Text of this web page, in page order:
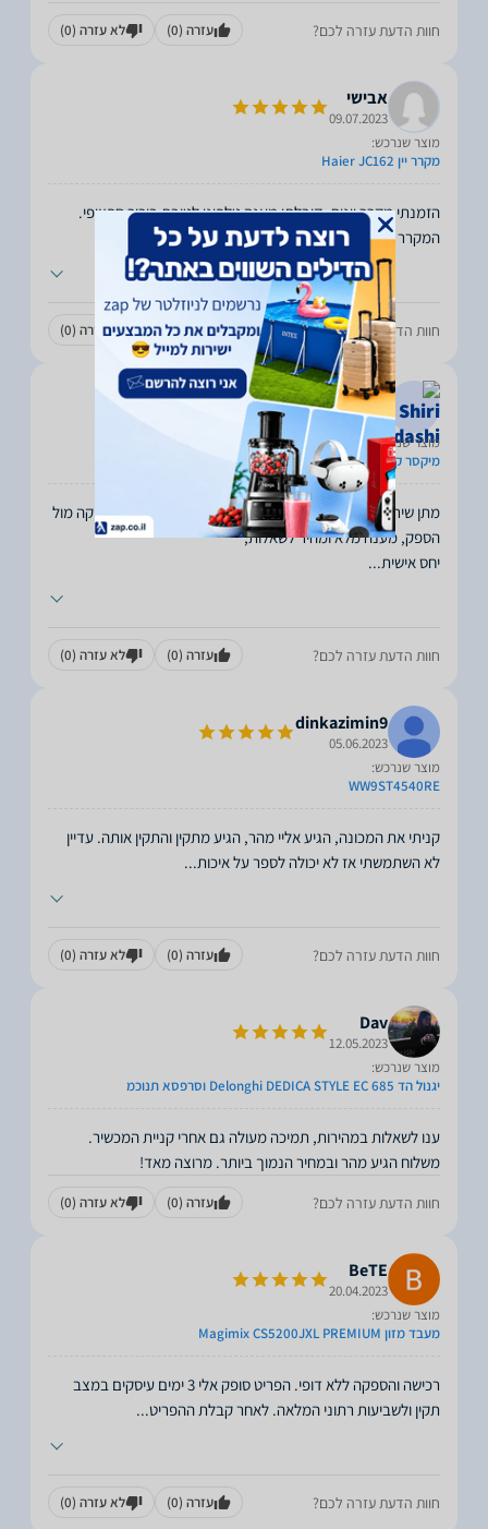
חוות הדעת עזרה לכם? עזרה (0) לא עזרה (0)
אבישי
09.07.2023
מוצר שנרכש:
מקרר יין Haier JC162
הזמנתי מקרר יינות. קיבלתי מענה טלפוני לטובת בירור ספציפי.
המקרר הוזמן והגיע תוך 3 ימים. שירות
...
חוות הדעת עזרה לכם? עזרה(0) לא עזרה (0)
Shiri Mikdashi
12.06.2023
מוצר שנרכש:
מיקסר קנווד
מתן שירות אדיב ואישי מתחילת תהליך המכירה ועד סופו. בדיקה מול
יחס אישית...
חוות הדעת עזרה לכם? עזרה (0) לא עזרה (0)
dinkazimin9
05.06.2023
מוצר שנרכש:
WW9ST4540RE
קניתי את המכונה, הגיע אליי מהר, הגיע מתקין והתקין אותה. עדיין
לא השתמשתי אז לא יכולה לספר על איכות...
חוות הדעת עזרה לכם? עזרה (0) לא עזרה (0)
Dav
12.05.2023
מוצר שנרכש:
יגנול הד Delonghi DEDICA STYLE EC 685 וסרפסא תנוכמ
משלוח הגיע מהר ובמחיר הנמוך ביותר. מרוצה מאד!
חוות הדעת עזרה לכם? עזרה (0) לא עזרה (0)
BeTE
20.04.2023
מוצר שנרכש:
מעבד מזון Magimix CS5200JXL PREMIUM
רכישה והספקה ללא דופי. הפריט סופק אלי 3 ימים עיסקים במצב
תקין ולשביעות רתוני המלאה. לאחר קבלת ההפריט...
חוות הדעת עזרה לכם? עזרה (0) לא עזרה (0)